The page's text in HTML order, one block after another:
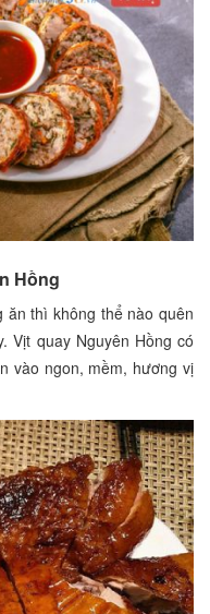
Hồng
ăn thì không thể nào quên
Vịt quay Nguyên Hồng có
vào ngon, mềm, hương vị